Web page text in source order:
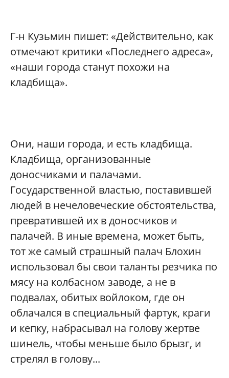
Г-н Кузьмин пишет: «Действительно, как
отмечают критики «Последнего адреса»,
«наши города станут похожи на
кладбища».
Они, наши города, и есть кладбища.
Кладбища, организованные
доносчиками и палачами.
Государственной властью, поставившей
людей в нечеловеческие обстоятельства,
превратившей их в доносчиков и
палачей. В иные времена, может быть,
тот же самый страшный палач Блохин
использовал бы свои таланты резчика по
мясу на колбасном заводе, а не в
подвалах, обитых войлоком, где он
облачался в специальный фартук, краги
и кепку, набрасывал на голову жертве
шинель, чтобы меньше было брызг, и
стрелял в голову...